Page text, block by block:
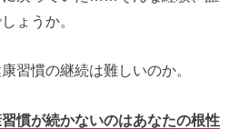
ょうか。
習慣の継続は難しいのか。
慣が続かないのはあなたの根性